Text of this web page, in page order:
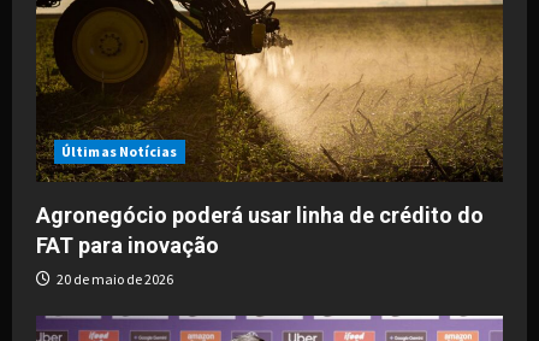
Últimas Notícias
Agronegócio poderá usar linha de crédito do
FAT para inovação
20 de maio de 2026